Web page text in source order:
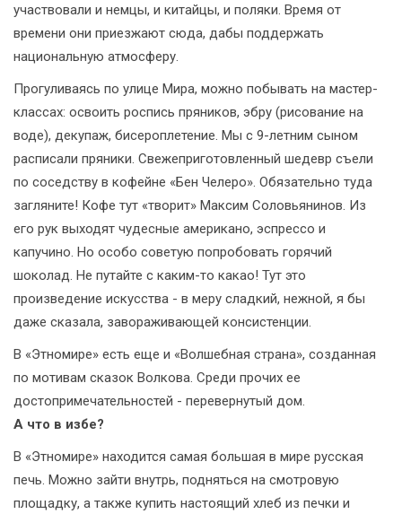
участвовали и немцы, и китайцы, и поляки. Время от
времени они приезжают сюда, дабы поддержать
национальную атмосферу.
Прогуливаясь по улице Мира, можно побывать на мастер-
классах: освоить роспись пряников, эбру (рисование на
воде), декупаж, бисероплетение. Мы с 9-летним сыном
расписали пряники. Свежеприготовленный шедевр съели
по соседству в кофейне «Бен Челеро». Обязательно туда
загляните! Кофе тут «творит» Максим Соловьянинов. Из
его рук выходят чудесные американо, эспрессо и
капучино. Но особо советую попробовать горячий
шоколад. Не путайте с каким-то какао! Тут это
произведение искусства - в меру сладкий, нежной, я бы
даже сказала, завораживающей консистенции.
В «Этномире» есть еще и «Волшебная страна», созданная
по мотивам сказок Волкова. Среди прочих ее
достопримечательностей - перевернутый дом.
А что в избе?
В «Этномире» находится самая большая в мире русская
печь. Можно зайти внутрь, подняться на смотровую
площадку, а также купить настоящий хлеб из печки и